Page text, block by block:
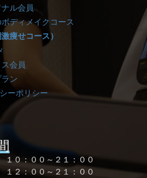
ル会員
ディメイクコース
激痩せコース）
会員
ン
ーポリシー
０：００～２１：００
：００～２１：００